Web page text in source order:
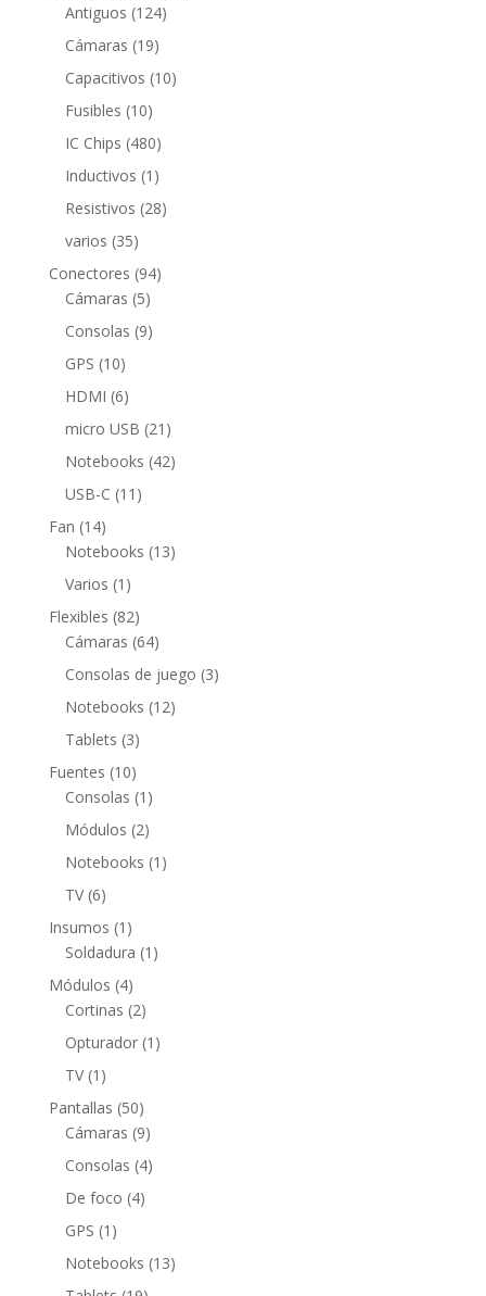
Antiguos 124124
Cámaras 1919
productos
Capacitivos 1010
Fusibles 1010
productos
IC Chips 480480
productos
Inductivos 1 1
producto
Resistivos 2828
varios 3535
productos
Conectores 9494
Cámaras 55
productos
Consolas 99
GPS 1010
productos
HDMI 66
productos
micro USB 21 21
productos
Notebooks 4242
USB-C 11 11
Fan 1414
productos
Notebooks 1313
Varios 1 1
producto
Flexibles 8282
productos
Cámaras 6464
productos
Consolas de juego 33
Notebooks 1212
Tablets 33
productos
Fuentes 1010
productos
Consolas 1 1
producto
Módulos 22
productos
Notebooks 1 1
TV 66
productos
Insumos 1 1
producto
Soldadura 1 1
Módulos 44
productos
Cortinas 22
productos
Opturador 1 1
TV 1 1
producto
Pantallas 5050
productos
Cámaras 99
productos
Consolas 44
De foco 44
GPS 1 1
producto
Notebooks 1313